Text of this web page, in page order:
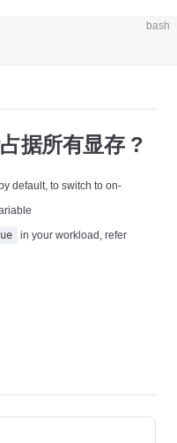
bash
据所有显存 ?
default, to switch to on-
in your workload, refer